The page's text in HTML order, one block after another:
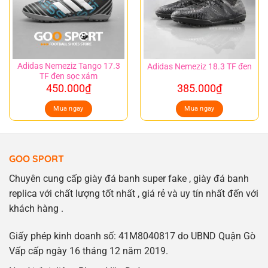
Adidas Nemeziz Tango 17.3
TF đen sọc xám
450.000₫
Mua ngay
Adidas Nemeziz 18.3 TF đen
385.000₫
Mua ngay
GOO SPORT
Chuyên cung cấp giày đá banh super fake , giày đá banh
replica với chất lượng tốt nhất , giá rẻ và uy tín nhất đến với
khách hàng .
Giấy phép kinh doanh số: 41M8040817 do UBND Quận Gò
Vấp cấp ngày 16 tháng 12 năm 2019.